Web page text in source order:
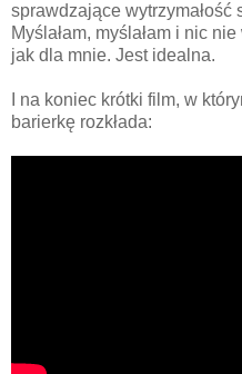
sprawdzające wytrzymałość
Myślałam, myślałam i nic
jak dla mnie. Jest idealna.
I na koniec krótki film, w
barierkę rozkłada: